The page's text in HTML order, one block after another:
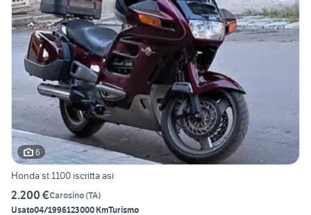
6
Honda st 1100 iscritta asi
2.200 €Carosino(TA)
Usato04/1996123000 KmTurismo